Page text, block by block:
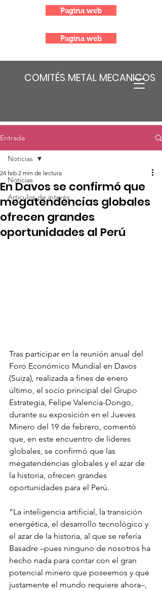
COMITÉS METAL MECANICOS
Pagina web
Pagina web
Entrada
Noticias
Articulos de interés
Noticias
En Davos se confirmó que
megatendencias globales
ofrecen grandes
oportunidades al Perú
24 feb 2 min de lectura
Tras participar en la reunión anual del
Foro Económico Mundial en Davos
(Suiza), realizada a fines de enero
último, el socio principal del Grupo
Estrategia, Felipe Valencia-Dongo,
durante su exposición en el Jueves
Minero del 19 de febrero, comentó
que, en este encuentro de líderes
globales, se confirmó que las
megatendencias globales y el azar de
la historia, ofrecen grandes
oportunidades para el Perú.
“La inteligencia artificial, la transición
energética, el desarrollo tecnológico y
el azar de la historia, al que se refería
Basadre –pues ninguno de nosotros ha
hecho nada para contar con el gran
potencial minero que poseemos y que
justamente el mundo requiere ahora–,